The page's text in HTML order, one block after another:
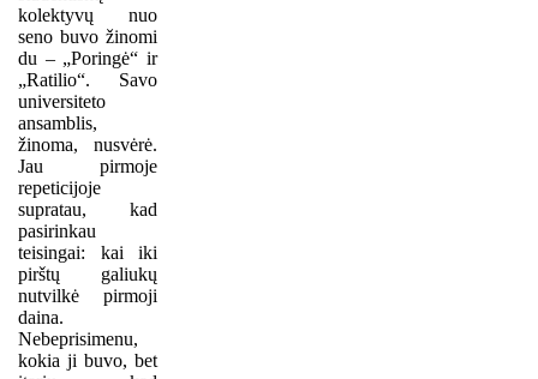
kolektyvų nuo
seno buvo žinomi
du – „Poringė“ ir
„Ratilio“. Savo
universiteto
ansamblis,
žinoma, nusvėrė.
Jau pirmoje
repeticijoje
supratau, kad
pasirinkau
teisingai: kai iki
pirštų galiukų
nutvilkė pirmoji
daina.
Nebeprisimenu,
kokia ji buvo, bet